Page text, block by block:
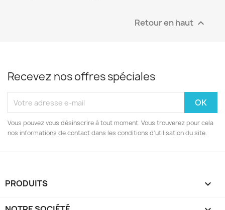
Retour en haut 
Recevez nos offres spéciales
Vous pouvez vous désinscrire à tout moment. Vous trouverez pour cela
nos informations de contact dans les conditions d'utilisation du site.
PRODUITS 